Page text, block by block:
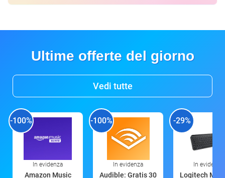
Ultime offerte del giorno
Vedi tutte
-100%
In evidenza
Amazon Music
-100%
In evidenza
Audible: Gratis 30
-29%
In evidenza
Logitech MX